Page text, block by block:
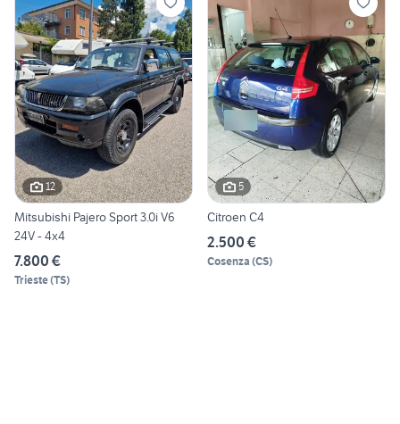
12
Mitsubishi Pajero Sport 3.0i V6
24V - 4x4
7.800 €
Trieste(TS)
5
Citroen C4
2.500 €
Cosenza (CS)